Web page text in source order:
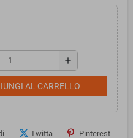
add
AL CARRELLO
Twitta Pinterest